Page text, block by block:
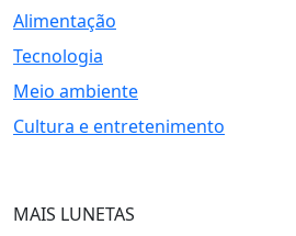
Alimentação
Tecnologia
Meio ambiente
Cultura e entretenimento
MAIS LUNETAS